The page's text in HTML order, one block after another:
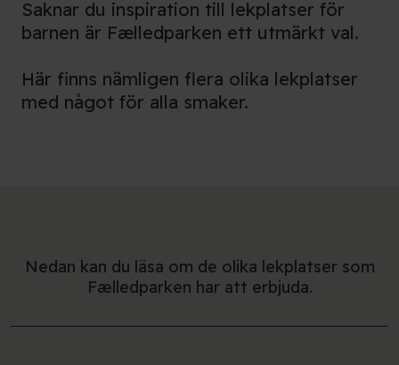
Saknar du inspiration till lekplatser för
barnen är Fælledparken ett utmärkt val.
Här finns nämligen flera olika lekplatser
med något för alla smaker.
Nedan kan du läsa om de olika lekplatser som
Fælledparken har att erbjuda.